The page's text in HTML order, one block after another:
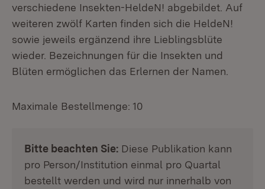
verschiedene Insekten-HeldeN! abgebildet. Auf
weiteren zwölf Karten finden sich die HeldeN!
sowie jeweils ergänzend ihre Lieblingsblüte
wieder. Bezeichnungen für die Insekten und
Blüten ermöglichen das Erlernen der Namen.
Maximale Bestellmenge: 10
Bitte beachten Sie: Diese Publikation kann
pro Person/Institution einmal pro Quartal
bestellt werden und wird nur innerhalb von